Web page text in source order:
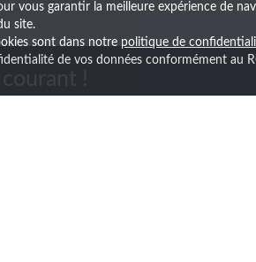
vous garantir la meilleure expérience de
site.
sont dans notre politique de
de vos données conformément au